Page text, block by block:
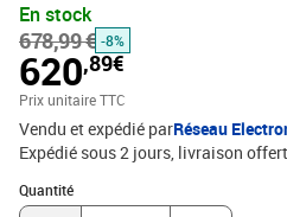
ont une touche lisse. Le tissu en
distinctif, ce qui le rend confortable
: la tête de lit est réglable en
de lit vous offre un excellent soutien
assis dans votre lit pour lire ou
colorée : apportez de l'éclairage
LED colorées !Matelas à ressorts
individuel intégré est connu pour sa
En stock
678,99 € -8%
620,89€
Prix unitaire TTC
Vendu et expédié parRéseau
Expédié sous 2 jours livraison
Quantité
Quantité : 1